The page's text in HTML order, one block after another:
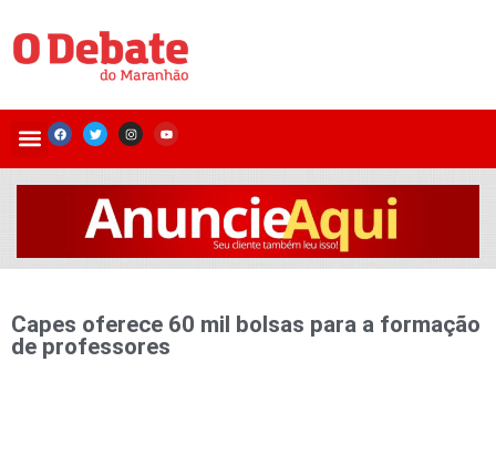
Capes oferece 60 mil bolsas para a formação
de professores